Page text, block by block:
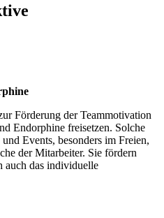
Förderung der Teammotivation
Endorphine freisetzen. Solche
Events, besonders im Freien,
der Mitarbeiter. Sie fördern
auch das individuelle